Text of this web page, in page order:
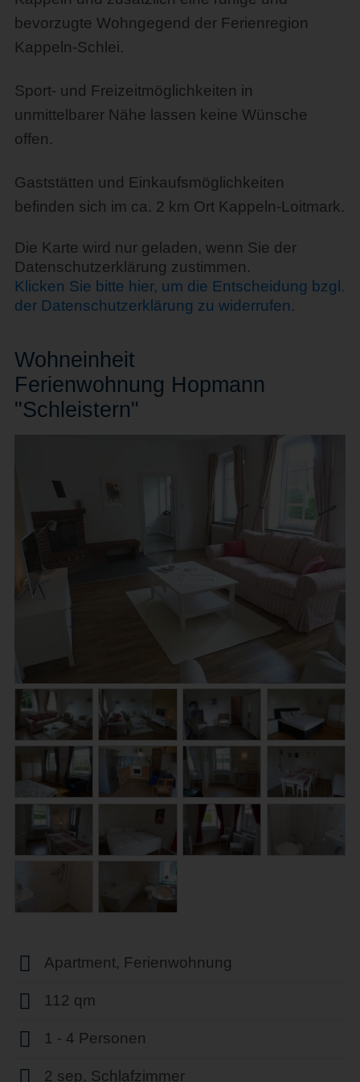
bevorzugte Wohngegend der Ferienregion
Kappeln-Schlei.
Sport- und Freizeitmöglichkeiten in
unmittelbarer Nähe lassen keine Wünsche
offen.
Gaststätten und Einkaufsmöglichkeiten
befinden sich im ca. 2 km Ort Kappeln-Loitmark.
Die Karte wird nur geladen, wenn Sie der
Datenschutzerklärung zustimmen.
Klicken Sie bitte hier, um die Entscheidung bzgl.
der Datenschutzerklärung zu widerrufen.
Wohneinheit
Ferienwohnung Hopmann
"Schleistern"
Apartment, Ferienwohnung
112 qm
1 - 4 Personen
2 sep. Schlafzimmer